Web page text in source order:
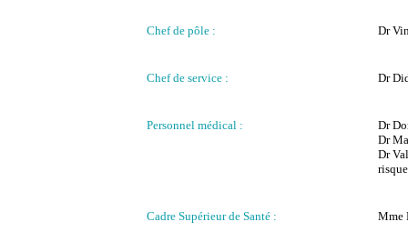
Chef de pôle : Dr
Chef de service : Dr
Personnel médical :
Dr
Dr
Dr
Cadre Supérieur de Santé : Mme